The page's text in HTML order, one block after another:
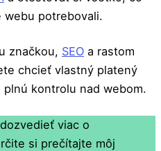
potrebovali.
značkou, SEO a rastom
chcieť vlastný platený
kontrolu nad webom.
viac o
si prečítajte môj